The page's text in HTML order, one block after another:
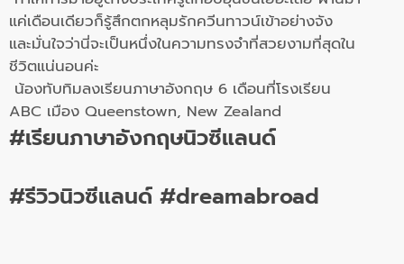
แค่เดือนเดียวก็รู้สึกตกหลุมรักควีนทาวน์เข้าอย่างจัง
และมั่นใจว่านี่จะเป็นหนึ่งในความทรงจำที่สวยงามที่สุดใน
ชีวิตแน่นอนค่ะ
น้องทับทิมลงเรียนภาษาอังกฤษ 6 เดือนที่โรงเรียน
ABC เมือง Queenstown, New Zealand
#เรียนภาษาอังกฤษนิวซีแลนด์
#รีวิวนิวซีแลนด์ #dreamabroad